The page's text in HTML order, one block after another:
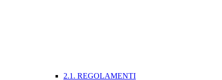
2.1. REGOLAMENTI